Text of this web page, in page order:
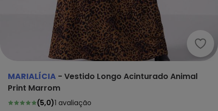
MARIALÍCIA - Vestido Longo Acinturado Animal
Print Marrom
(5,0)1 avaliação